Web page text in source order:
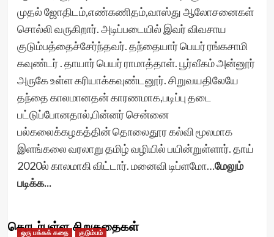
முதல் ஜோதிடம்,எண்கணிதம்,வாஸ்து ஆலோசனைகள்
சொல்லி வருகிறார். அடிப்படையில் இவர் விவசாய
குடும்பத்தைச்சேர்ந்தவர். தந்தையார் பெயர் ரங்கசாமி
கவுண்டர் . தாயார் பெயர் ராமாத்தாள். பூர்வீகம் அன்னூர்
அருகே உள்ள கரியாக்கவுண்டனூர். சிறுவயதிலேயே
தந்தை காலமானதன் காரணமாக,படிப்பு தடை
பட்டுப்போனதால்,பின்னர் சென்னை
பல்கலைக்கழகத்தின் தொலைதூர கல்வி மூலமாக
இளங்கலை வரலாறு தமிழ் வழியில் பயின்றுள்ளார். தாய்
2020ல் காலமாகி விட்டார். மனைவி டிப்ளமோ…மேலும்
படிக்க...
தொடர்புள்ள சிறுகதைகள்
ஒரு பக்கக் கதை குடும்பம்